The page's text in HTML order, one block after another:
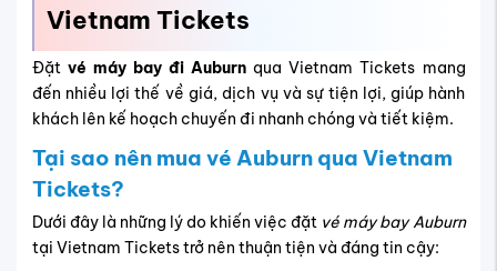
Vietnam Tickets
Đặt vé máy bay đi Auburn quaVietnam Tickets mang
đến nhiều lợi thế về giá, dịch vụ và sự tiện lợi, giúp hành
khách lên kế hoạch chuyến đi nhanh chóng và tiết kiệm.
Tại sao nên mua vé Auburn qua Vietnam
Tickets?
Dưới đây là những lý do khiến việc đặt vé máy bay Auburn
tại Vietnam Tickets trở nên thuận tiện và đáng tin cậy: